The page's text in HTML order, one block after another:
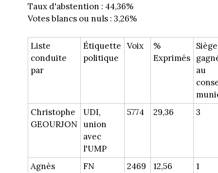
Taux d'abstention : 44,36%
Votes blancs ou nuls : 3,26%
Liste
conduite
par
Étiquette
politique
Voix
%
Exprimés
au
Christophe
GEOURJON
UDI,
union
avec
l'UMP
5774 29,36 3
Agnès
FN 2469 12,56 1